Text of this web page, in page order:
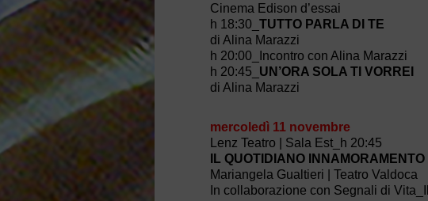
Cinema Edison d’essai
h 18:30_TUTTO PARLA DI TE
di Alina Marazzi
h 20:00_Incontro con Alina Marazzi
h 20:45_ UN’ORA SOLA TI VORREI
di Alina Marazzi
mercoledì 11 novembre
Lenz Teatro | Sala Est_h 20:45
IL QUOTIDIANO INNAMORAMENTO
Mariangela Gualtieri | Teatro Valdoca
In collaborazione con Segnali di